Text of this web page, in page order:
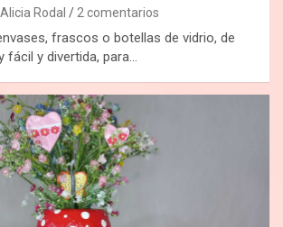
Alicia Rodal 2 comentarios
frascos o botellas de vidrio, de
y divertida, para…